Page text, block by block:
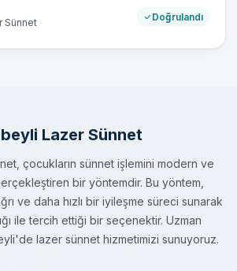
Sünnet Doğrulandı
Lazer Sünnet
çocukların sünnet işlemini modern ve
bir yöntemdir. Bu yöntem,
ve daha hızlı bir iyileşme süreci sunarak
ile tercih ettiği bir seçenektir. Uzman
lazer sünnet hizmetimizi sunuyoruz.